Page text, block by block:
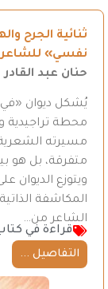
ثنائية الجرح
نفسي»
حنان عبد القادر
يُشكل ديوان
محطة تراجيدية
مسيرته
متفرقة، بل هو
ويتوزع الديوان
المكاشفة
الشاعر من…
قراءة في
التفاصيل ...